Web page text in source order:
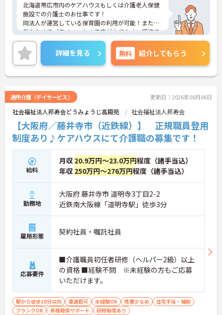
北海道帯広市内のケアハウスもしくは介護老人保健
施設での介護士のお仕事です！
同法人が運営している保育園の利用が可能！また残
業少なめでプライベートの予定が立てやすい環境で
す！
ご興味ある方には、面接のポイントなど、さらに詳
細をお話致しますのでお気軽にご相談ください。
詳細を見る 無料 紹介してもらう
通所介護（デイサービス） 更新日：2026年08月06日
社会福祉法人邦寿会どうみょうじ高殿苑 社会福祉法人邦寿会
【大阪府／藤井寺市（近鉄線）】 正規職員登用
制度あり♪ケアハウスにて介護職の募集です！
給料
月収 20.9万円～23.0万円程度（諸手当込）
年収 250万円～276万円程度（諸手当込）
勤務地
大阪府 藤井寺市 道明寺3丁目2-2
近鉄南大阪線「道明寺駅」徒歩3分
雇用形態 契約社員・嘱託社員
応募要件
■介護職員初任者研修（ヘルパー2級）以上
の資格 ■経験不問 ※未経験の方もご応募
いただけます。
駅から徒歩10分以内 車通勤可 未経験OK 残業少なめ
住宅手当・補助
ブランクOK
資格取得サポート
研修制度あり